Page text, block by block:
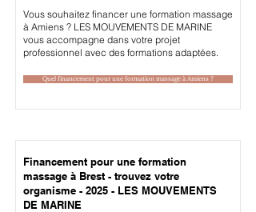
Vous souhaitez financer une formation massage
à Amiens ? LES MOUVEMENTS DE MARINE
vous accompagne dans votre projet
professionnel avec des formations adaptées.
Quel financement pour une formation massage à Amiens ?
Financement pour une formation
massage à Brest - trouvez votre
organisme - 2025 - LES MOUVEMENTS
DE MARINE